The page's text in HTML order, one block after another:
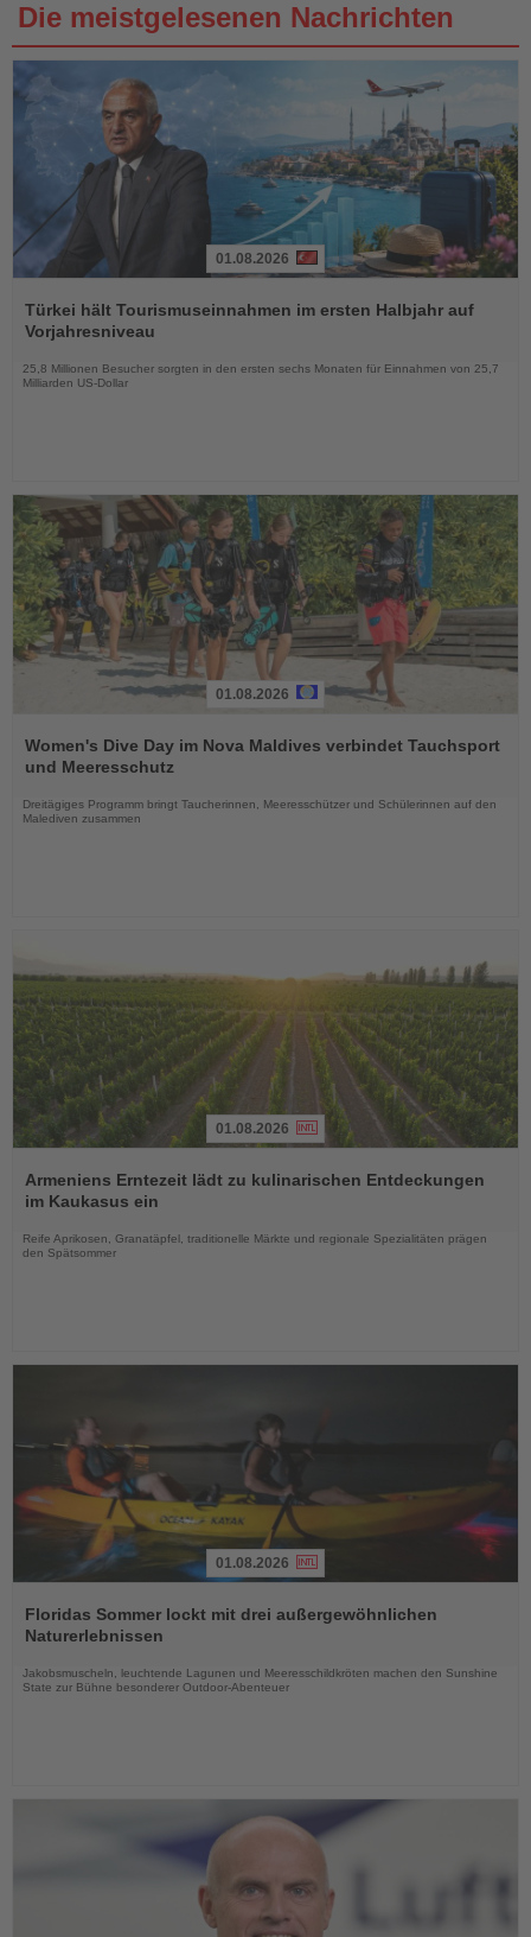
Die meistgelesenen Nachrichten
Sie
die
Nachrichten
01.08.2026
Türkei hält Tourismuseinnahmen im ersten Halbjahr auf
Vorjahresniveau
25,8 Millionen Besucher sorgten in den ersten sechs Monaten für Einnahmen von 25,7
Milliarden US-Dollar
Sie
die
01.08.2026
Women's Dive Day im Nova Maldives verbindet Tauchsport
und Meeresschutz
Dreitägiges Programm bringt Taucherinnen, Meeresschützer und Schülerinnen auf den
Malediven zusammen
Sie
die
01.08.2026
Armeniens Erntezeit lädt zu kulinarischen Entdeckungen
im Kaukasus ein
Reife Aprikosen, Granatäpfel, traditionelle Märkte und regionale Spezialitäten prägen
den Spätsommer
Sie
die
01.08.2026
Floridas Sommer lockt mit drei außergewöhnlichen
Naturerlebnissen
Jakobsmuscheln, leuchtende Lagunen und Meeresschildkröten machen den Sunshine
State zur Bühne besonderer Outdoor-Abenteuer